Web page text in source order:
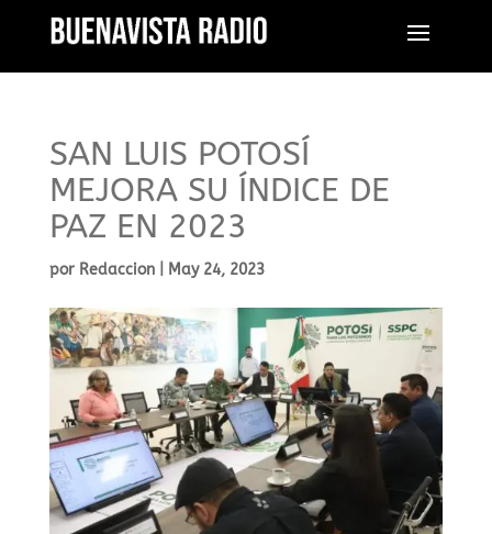
SAN LUIS POTOSÍ
MEJORA SU ÍNDICE DE
PAZ EN 2023
por Redaccion| May 24, 2023